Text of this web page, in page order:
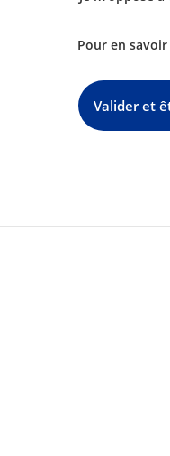
Pour en
Valider et